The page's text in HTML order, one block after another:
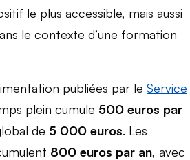
le plus accessible, mais aussi
le contexte d’une formation
publiées par le Service
plein cumule 500 euros par
de 5 000 euros. Les
800 euros par an, avec